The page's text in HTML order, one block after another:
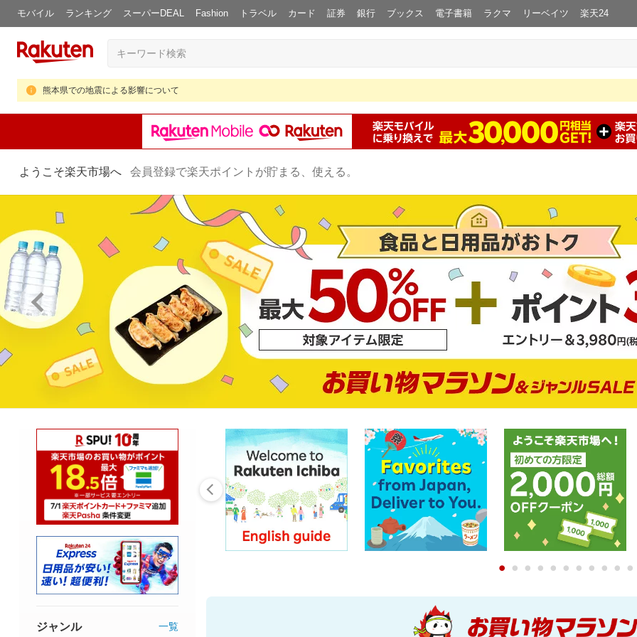
モバイル ランキング スーパーDEAL Fashion トラベル カード 証券 銀行 ブックス 電子書籍 ラクマ リーベイツ 楽天24
熊本県での地震による影響について
ようこそ楽天市場へ 会員登録で楽天ポイントが貯まる、使える。
0 1 2 3 4 5 6 7 8 9
ジャンル 一覧